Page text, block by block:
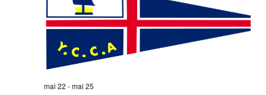
mai 22 -mai 25